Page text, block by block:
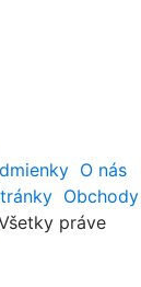
O nás
Obchody
práve